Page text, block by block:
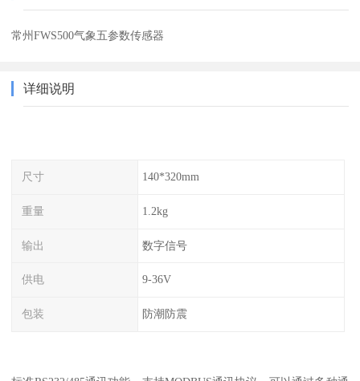
常州FWS500气象五参数传感器
详细说明
尺寸 140*320mm
重量 1.2kg
输出 数字信号
供电 9-36V
包装 防潮防震